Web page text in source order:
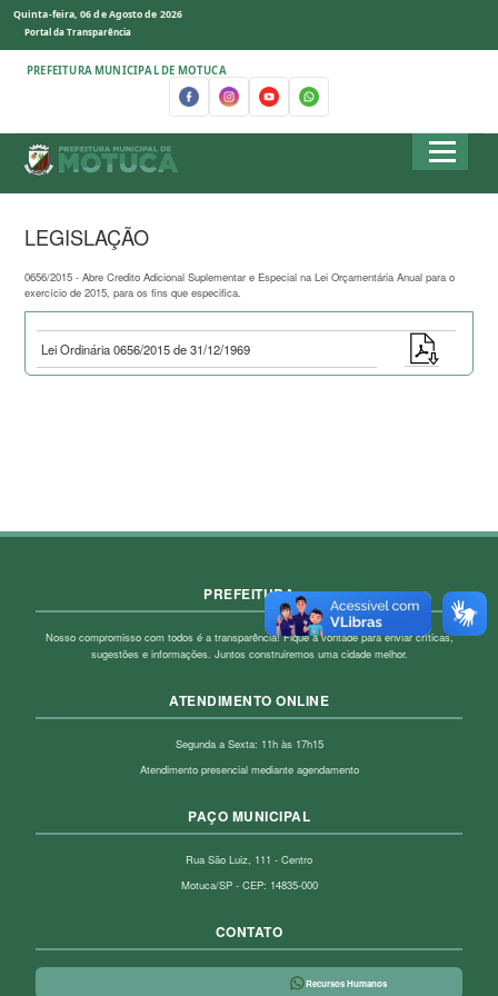
Quinta-feira, 06 de Agosto de 2026
Portal da Transparência
PREFEITURA MUNICIPAL DE MOTUCA
LEGISLAÇÃO
0656/2015 - Abre Credito Adicional Suplementar e Especial na Lei Orçamentária Anual para o
exercício de 2015, para os fins que especifica.
Lei Ordinária 0656/2015 de 31/12/1969
PREFEITURA
Nosso compromisso com todos é a transparência! Fique à vontade para enviar críticas,
sugestões e informações. Juntos construiremos uma cidade melhor.
ATENDIMENTO ONLINE
Segunda a Sexta: 11h às 17h15
Atendimento presencial mediante agendamento
PAÇO MUNICIPAL
Rua São Luiz, 111 - Centro
Motuca/SP - CEP: 14835-000
CONTATO
Recursos Humanos